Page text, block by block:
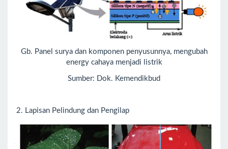
Gb. Panel surya dan komponen penyusunnya, mengubah
energy cahaya menjadi listrik
Sumber: Dok. Kemendikbud
2. Lapisan Pelindung dan Pengilap